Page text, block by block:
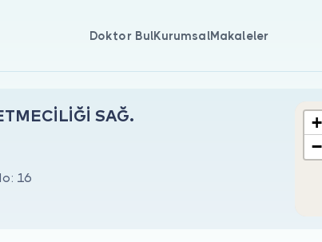
Doktor BulKurumsalMakaleler
SAĞ.
16
+
−